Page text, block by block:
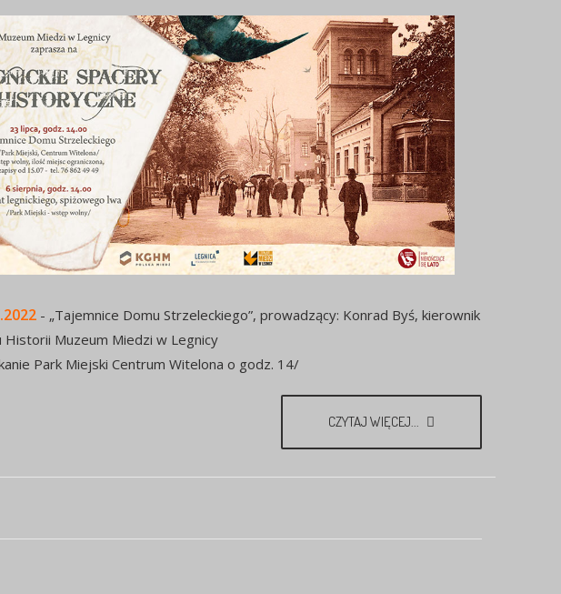
- „Tajemnice Domu Strzeleckiego”, prowadzący: Konrad Byś, kierownik
Historii Muzeum Miedzi w Legnicy
Park Miejski Centrum Witelona o godz. 14/
CZYTAJ WIĘCEJ...